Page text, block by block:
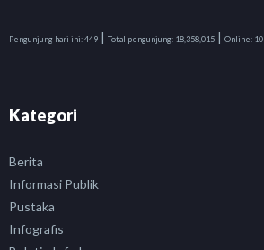
Pengunjung hari ini:449 | Total pengunjung: 18,358,015 | Online: 10
Kategori
Berita
Informasi Publik
Pustaka
Infografis